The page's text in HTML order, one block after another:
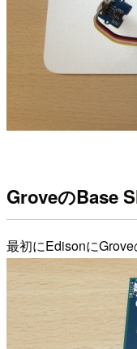
GroveのBase
最初にEdisonに